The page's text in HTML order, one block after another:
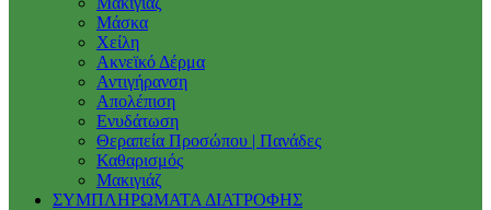
Μάσκα
Χείλη
Ακνεϊκό Δέρμα
Αντιγήρανση
Απολέπιση
Ενυδάτωση
Θεραπεία Προσώπου | Πανάδες
Καθαρισμός
Μακιγιάζ
ΣΥΜΠΛΗΡΩΜΑΤΑ ΔΙΑΤΡΟΦΗΣ